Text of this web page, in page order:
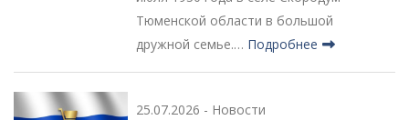
Тюменской области в большой
дружной семье.… Подробнее
25.07.2026 - Новости